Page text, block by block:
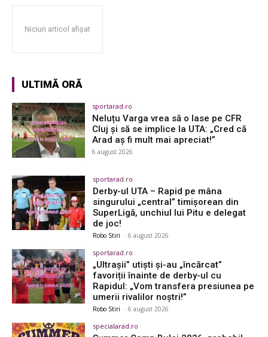
Niciun articol afișat
ULTIMĂ ORĂ
sportarad.ro
Neluțu Varga vrea să o lase pe CFR
Cluj și să se implice la UTA: „Cred că
Arad aș fi mult mai apreciat!”
6 august 2026
sportarad.ro
Derby-ul UTA – Rapid pe mâna
singurului „central” timișorean din
SuperLigă, unchiul lui Pitu e delegat
de joc!
Robo Stiri - 6 august 2026
sportarad.ro
„Ultrașii” utiști și-au „încărcat”
favoriții înainte de derby-ul cu
Rapidul: „Vom transfera presiunea pe
umerii rivalilor noștri!”
Robo Stiri - 6 august 2026
specialarad.ro